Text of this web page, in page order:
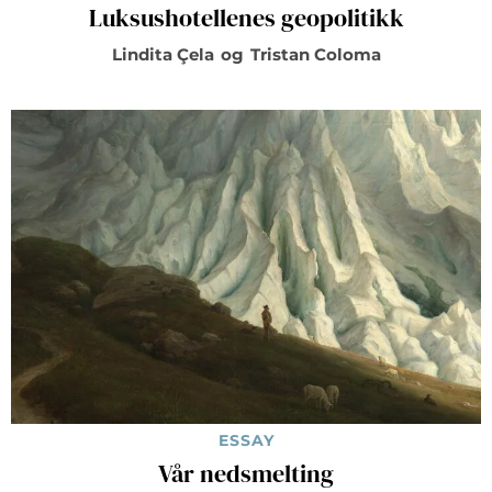
Luksushotellenes geopolitikk
Lindita Çela og Tristan Coloma
ESSAY
Vår nedsmelting